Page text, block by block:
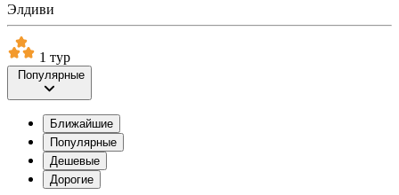
Элдиви
1 тур
Популярные
Ближайшие
Популярные
Дешевые
Дорогие